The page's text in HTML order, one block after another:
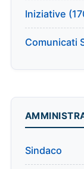
Iniziative
Comunicati
Sindaco